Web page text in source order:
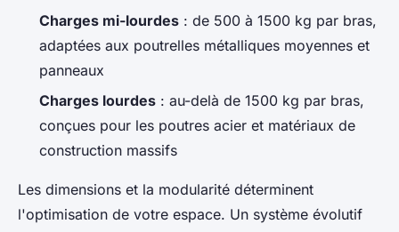
Charges mi-lourdes : de 500 à 1500 kg par bras,
adaptées aux poutrelles métalliques moyennes et
panneaux
Charges lourdes : au-delà de 1500 kg par bras,
conçues pour les poutres acier et matériaux de
construction massifs
Les dimensions et la modularité déterminent
l'optimisation de votre espace. Un système évolutif